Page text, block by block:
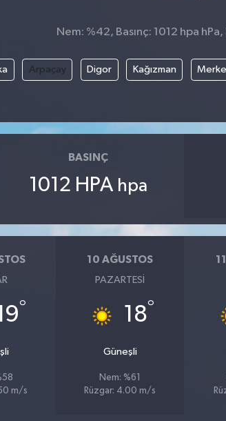
Nem: %42, Basınç: 1012 hpa
Arpaçay Digor Kağızman
BASINÇ
1012 HPA hpa
°
m/s
10 AĞUSTOS
PAZARTESI
18°
Güneşli
Nem: %61
Rüzgar: 4.00 m/s